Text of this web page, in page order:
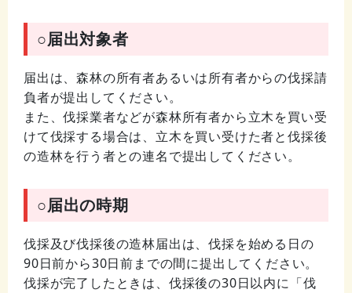
○届出対象者
届出は、森林の所有者あるいは所有者からの伐採請
負者が提出してください。
また、伐採業者などが森林所有者から立木を買い受
けて伐採する場合は、立木を買い受けた者と伐採後
の造林を行う者との連名で提出してください。
○届出の時期
伐採及び伐採後の造林届出は、伐採を始める日の
90日前から30日前までの間に提出してください。
伐採が完了したときは、伐採後の30日以内に「伐